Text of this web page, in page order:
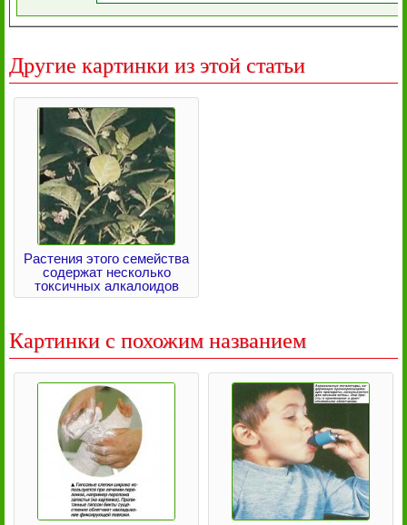
Другие картинки из этой статьи
Растения этого семейства
содержат несколько
токсичных алкалоидов
Картинки с похожим названием